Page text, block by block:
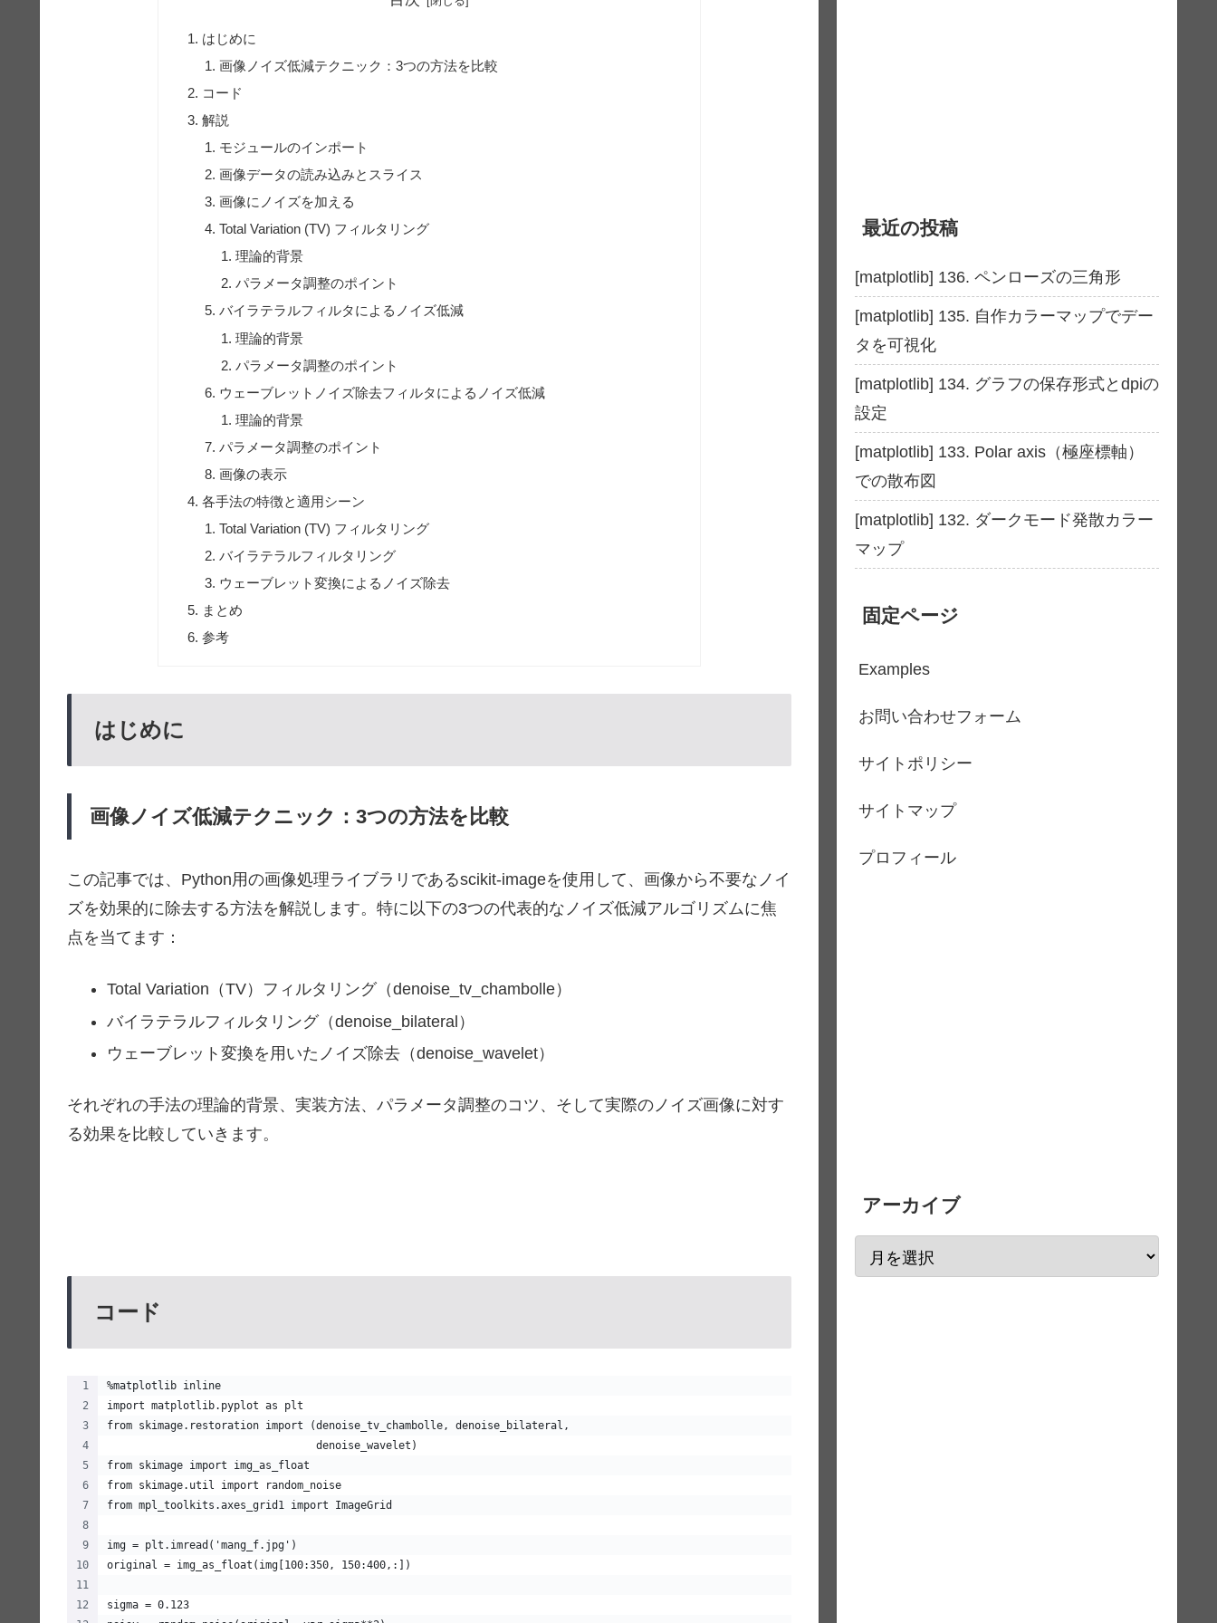
はじめに
画像ノイズ低減テクニック：3つの方法を比較
コード
解説
モジュールのインポート
画像データの読み込みとスライス
画像にノイズを加える
Total Variation (TV) フィルタリング
理論的背景
パラメータ調整のポイント
バイラテラルフィルタによるノイズ低減
理論的背景
パラメータ調整のポイント
ウェーブレットノイズ除去フィルタによるノイズ低減
理論的背景
パラメータ調整のポイント
画像の表示
各手法の特徴と適用シーン
Total Variation (TV) フィルタリング
バイラテラルフィルタリング
ウェーブレット変換によるノイズ除去
まとめ
参考
はじめに
画像ノイズ低減テクニック：3つの方法を比較
この記事では、Python用の画像処理ライブラリであるscikit-imageを使用して、画像から不要なノイ
ズを効果的に除去する方法を解説します。特に以下の3つの代表的なノイズ低減アルゴリズムに焦
点を当てます：
Total Variation（TV）フィルタリング（denoise_tv_chambolle）
バイラテラルフィルタリング（denoise_bilateral）
ウェーブレット変換を用いたノイズ除去（denoise_wavelet）
それぞれの手法の理論的背景、実装方法、パラメータ調整のコツ、そして実際のノイズ画像に対す
る効果を比較していきます。
コード
%matplotlib inline
import matplotlib.pyplot as plt
from skimage.restoration import (denoise_tv_chambolle, denoise_bilateral,
                                 denoise_wavelet)
from skimage import img_as_float
from skimage.util import random_noise
from mpl_toolkits.axes_grid1 import ImageGrid
img = plt.imread('mang_f.jpg')
original = img_as_float(img[100:350, 150:400,:])
sigma = 0.123
最近の投稿
[matplotlib] 136. ペンローズの三角形
[matplotlib] 135. 自作カラーマップでデー
タを可視化
[matplotlib] 134. グラフの保存形式とdpiの
設定
[matplotlib] 133. Polar axis（極座標軸）
での散布図
[matplotlib] 132. ダークモード発散カラー
マップ
固定ページ
Examples
お問い合わせフォーム
サイトポリシー
サイトマップ
プロフィール
アーカイブ